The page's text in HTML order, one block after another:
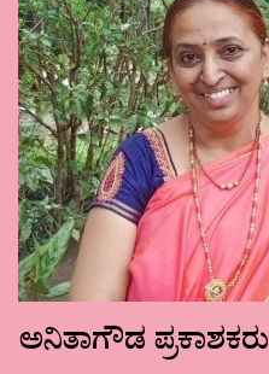
ಅನಿತಾಗೌಡ ಪ್ರಕಾಶಕರು